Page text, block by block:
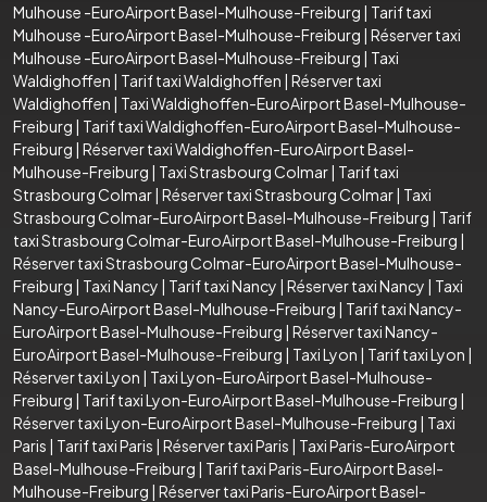
Mulhouse -EuroAirport Basel-Mulhouse-Freiburg | Tarif taxi
Mulhouse -EuroAirport Basel-Mulhouse-Freiburg | Réserver taxi
Mulhouse -EuroAirport Basel-Mulhouse-Freiburg | Taxi
Waldighoffen | Tarif taxi Waldighoffen | Réserver taxi
Waldighoffen | Taxi Waldighoffen-EuroAirport Basel-Mulhouse-
Freiburg | Tarif taxi Waldighoffen-EuroAirport Basel-Mulhouse-
Freiburg | Réserver taxi Waldighoffen-EuroAirport Basel-
Mulhouse-Freiburg | Taxi Strasbourg Colmar| Tarif taxi
Strasbourg Colmar| Réserver taxi Strasbourg Colmar| Taxi
Strasbourg Colmar-EuroAirport Basel-Mulhouse-Freiburg | Tarif
taxi Strasbourg Colmar-EuroAirport Basel-Mulhouse-Freiburg |
Réserver taxi Strasbourg Colmar-EuroAirport Basel-Mulhouse-
Freiburg | Taxi Nancy | Tarif taxi Nancy | Réserver taxi Nancy | Taxi
Nancy-EuroAirport Basel-Mulhouse-Freiburg | Tarif taxi Nancy-
EuroAirport Basel-Mulhouse-Freiburg | Réserver taxi Nancy-
EuroAirport Basel-Mulhouse-Freiburg | Taxi Lyon | Tarif taxi Lyon |
Réserver taxi Lyon | Taxi Lyon-EuroAirport Basel-Mulhouse-
Freiburg | Tarif taxi Lyon-EuroAirport Basel-Mulhouse-Freiburg |
Réserver taxi Lyon-EuroAirport Basel-Mulhouse-Freiburg | Taxi
Paris | Tarif taxi Paris | Réserver taxi Paris | Taxi Paris-EuroAirport
Basel-Mulhouse-Freiburg | Tarif taxi Paris-EuroAirport Basel-
Mulhouse-Freiburg | Réserver taxi Paris-EuroAirport Basel-